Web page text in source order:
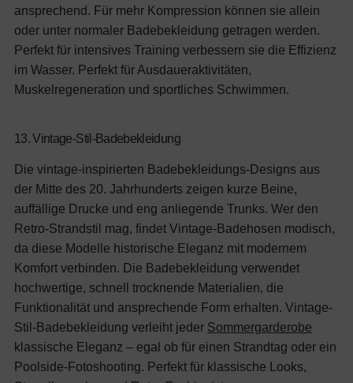
ansprechend. Für mehr Kompression können sie allein
oder unter normaler Badebekleidung getragen werden.
Perfekt für intensives Training verbessern sie die Effizienz
im Wasser. Perfekt für Ausdaueraktivitäten,
Muskelregeneration und sportliches Schwimmen.
13. Vintage-Stil-Badebekleidung
Die vintage-inspirierten Badebekleidungs-Designs aus
der Mitte des 20. Jahrhunderts zeigen kurze Beine,
auffällige Drucke und eng anliegende Trunks. Wer den
Retro-Strandstil mag, findet Vintage-Badehosen modisch,
da diese Modelle historische Eleganz mit modernem
Komfort verbinden. Die Badebekleidung verwendet
hochwertige, schnell trocknende Materialien, die
Funktionalität und ansprechende Form erhalten. Vintage-
Stil-Badebekleidung verleiht jeder Sommergarderobe
klassische Eleganz – egal ob für einen Strandtag oder ein
Poolside-Fotoshooting. Perfekt für klassische Looks,